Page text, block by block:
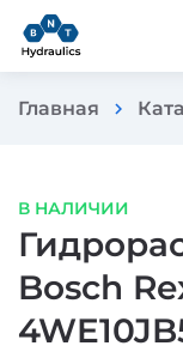
Главная chevron_right
В НАЛИЧИИ
Bosch